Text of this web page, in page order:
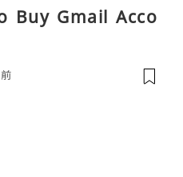
Buy Gmail Acco